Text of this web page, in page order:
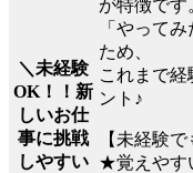
＼未経験
OK！！新
しいお仕
事に挑戦
しやすい
が特徴です
「やって
ため、
これまで
ント♪
【未経験
★覚えやす